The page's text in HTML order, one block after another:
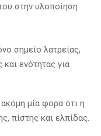
στην υλοποίηση
σημείο λατρείας,
ενότητας για
μία φορά ότι η
πίστης και ελπίδας.